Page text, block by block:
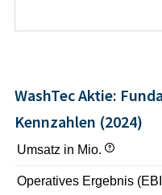
WashTec Aktie:
Kennzahlen (2024)
Umsatz in Mio.
Operatives Ergebnis